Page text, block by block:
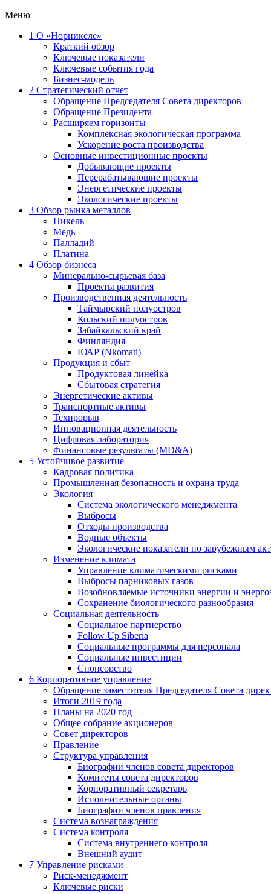
Меню
1 О «Норникеле»
Краткий обзор
Ключевые показатели
Ключевые события года
Бизнес-модель
2 Стратегический отчет
Обращение Председателя Совета директоров
Обращение Президента
Расширяем горизонты
Комплексная экологическая программа
Ускорение роста производства
Основные инвестиционные проекты
Добывающие проекты
Перерабатывающие проекты
Энергетические проекты
Экологические проекты
3 Обзор рынка металлов
Никель
Медь
Палладий
Платина
4 Обзор бизнеса
Минерально-сырьевая база
Проекты развития
Производственная деятельность
Таймырский полуостров
Кольский полуостров
Забайкальский край
Финляндия
ЮАР (Nkomati)
Продукция и сбыт
Продуктовая линейка
Сбытовая стратегия
Энергетические активы
Транспортные активы
Техпрорыв
Инновационная деятельность
Цифровая лаборатория
Финансовые результаты (MD&A)
5 Устойчивое развитие
Кадровая политика
Промышленная безопасность и охрана труда
Экология
Система экологического менеджмента
Выбросы
Отходы производства
Водные объекты
Экологические показатели по зарубежным
Изменение климата
Управление климатическими рисками
Выбросы парниковых газов
Возобновляемые источники энергии и
Сохранение биологического разнообразия
Социальная деятельность
Социальное партнерство
Follow Up Siberia
Социальные программы для персонала
Социальные инвестиции
Спонсорство
6 Корпоративное управление
Обращение заместителя Председателя Совета
Итоги 2019 года
Планы на 2020 год
Общее собрание акционеров
Совет директоров
Правление
Структура управления
Биографии членов совета директоров
Комитеты совета директоров
Корпоративный секретарь
Исполнительные органы
Биографии членов правления
Система вознаграждения
Система контроля
Система внутреннего контроля
Внешний аудит
7 Управление рисками
Риск-менеджмент
Ключевые риски